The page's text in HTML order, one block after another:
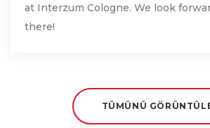
at Interzum Cologne. We look
there!
TÜMÜNÜ